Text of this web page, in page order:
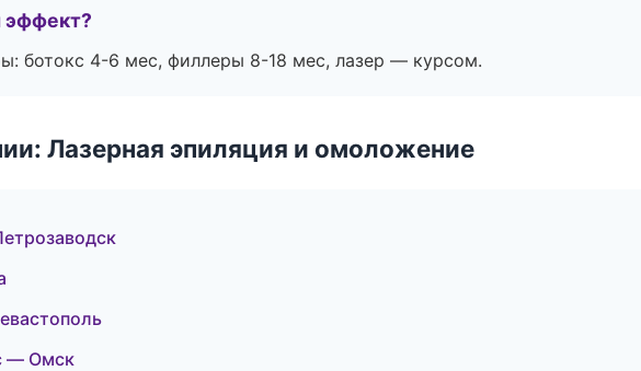
эффект?
ботокс 4-6 мес, филлеры 8-18 мес, лазер — курсом.
Лазерная эпиляция и омоложение
— Омск